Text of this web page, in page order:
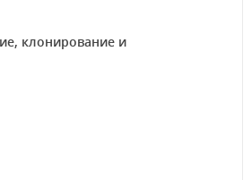
клонирование и